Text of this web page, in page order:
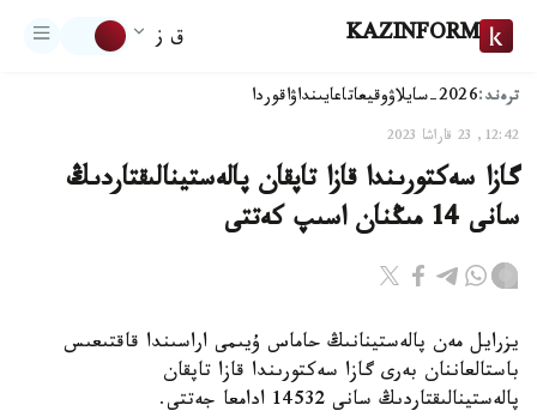
KAZINFORM ق ز
ترەند:2026-سايلاۋ وقيعاتاعايىنداۋاقوردا
12:42, 23 قاراشا 2023
گازا سەكتورىندا قازا تاپقان پالەستينالىقتاردىڭ
سانى 14 مىڭنان اسىپ كەتتى
يزرايل مەن پالەستينانىڭ حاماس ۇيىمى اراسىندا قاقتىعىس
باستالعاننان بەرى گازا سەكتورىندا قازا تاپقان
پالەستينالىقتاردىڭ سانى 14532 ادامعا جەتتى.